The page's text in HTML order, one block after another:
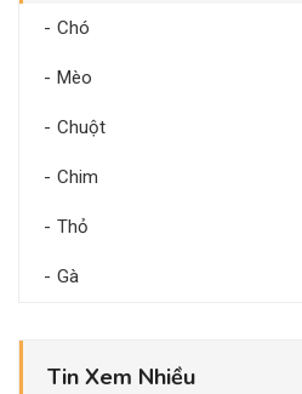
Chó
Mèo
Chuột
Chim
Thỏ
Gà
Tin Xem Nhiều